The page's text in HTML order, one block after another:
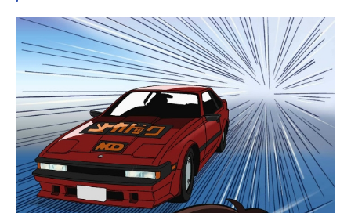
一は、彼女の紹介で、武術道場「梁
山泊」に入門を果たす。しかし、そ
こはいずれ劣らぬ武術の達人たちが
集結する修行の場！兼一を待ってい
たのは、地獄のような特訓だっ
た…！作品名史上最強の弟子ケンイ
チ放送形態TVアニメスケジュール20
06年10月7日（土）～2007年9月29
日（土）テレビ東京系列ほか話数全5
0話キャスト白浜兼一：関智一風林寺
美羽：川上とも子長老（じじい）：
有川博逆鬼至緒：石塚運昇香坂しぐ